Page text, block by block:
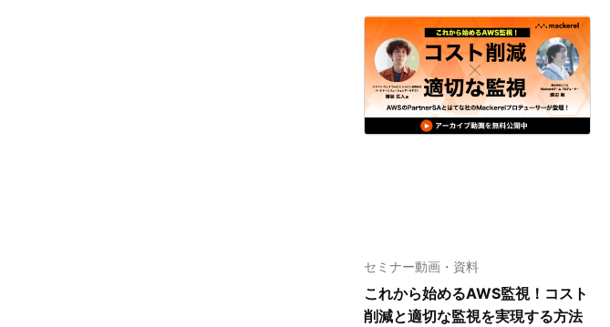
セミナー動画・資料
これから始めるAWS監視！ コスト
削減と適切な監視を実現する方法